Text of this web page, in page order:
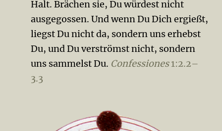
Halt. Brächen sie, Du würdest nicht
ausgegossen. Und wenn Du Dich ergießt,
liegst Du nicht da, sondern uns erhebst
Du, und Du verströmst nicht, sondern
uns sammelst Du. Confessiones1:2.2–
3.3